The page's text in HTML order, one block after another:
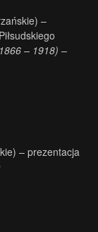
–
– 1918) –
– prezentacja